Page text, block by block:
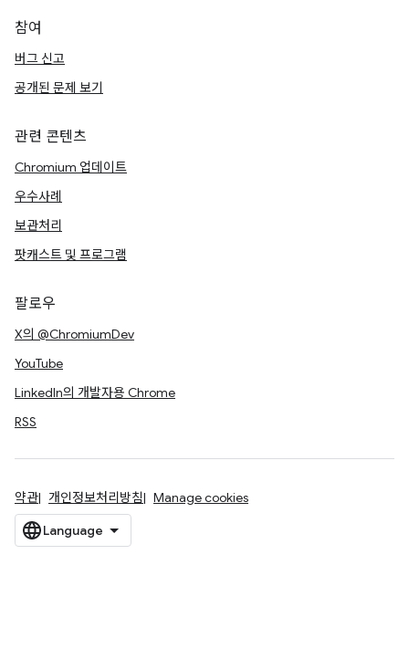
참여
버그 신고
공개된 문제 보기
관련 콘텐츠
Chromium 업데이트
우수사례
보관처리
팟캐스트 및 프로그램
팔로우
X의 @ChromiumDev
YouTube
LinkedIn의 개발자용 Chrome
RSS
약관 개인정보처리방침 Manage cookies